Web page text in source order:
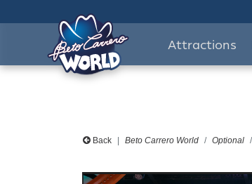
Attractions
Back Beto Carrero World Optional